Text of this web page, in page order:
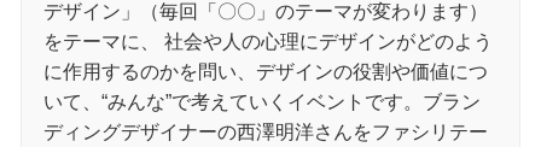
デザイン」（毎回「〇〇」のテーマが変わります）
をテーマに、 社会や⼈の⼼理にデザインがどのよう
に作⽤するのかを問い、デザインの役割や価値につ
いて、“みんな”で考えていくイベントです。ブラン
ディングデザイナーの⻄澤明洋さんをファシリテー